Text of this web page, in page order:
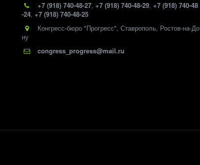
+7 (918) 740-48-27, +7 (918) 740-48-29, +7 (918) 740-48
-24, +7 (918) 740-48-25
Конгресс-бюро "Прогресс", Ставрополь, Ростов-на-До
ну
congress_progress@mail.ru